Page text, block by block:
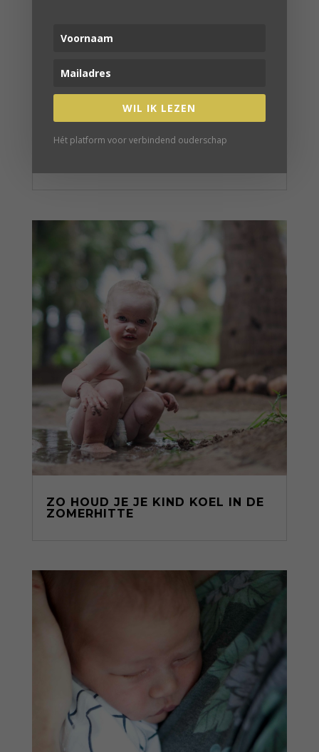
ZO HOUD JE JE KIND KOEL IN DE
ZOMERHITTE
WIL IK LEZEN
Hét platform voor verbindend ouderschap